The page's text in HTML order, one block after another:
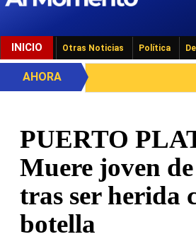
INICIO Otras Noticias Política
AHORA
PUERTO
Muere joven
tras ser herida
botella